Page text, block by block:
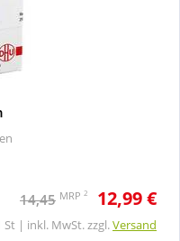
14,45 MRP 2 12,99 €
St | inkl. MwSt. zzgl.Versand